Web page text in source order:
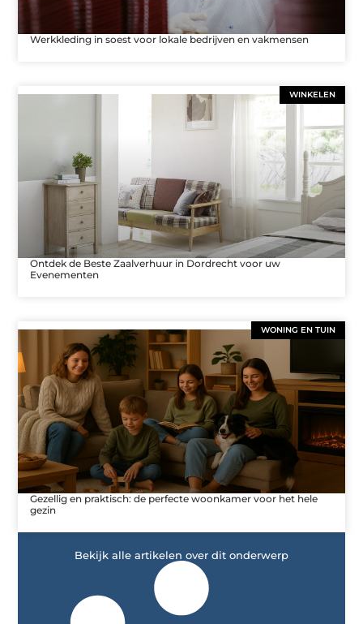
Werkkleding in soest voor lokale bedrijven en vakmensen
WINKELEN
Ontdek de Beste Zaalverhuur in Dordrecht voor uw
Evenementen
WONING EN TUIN
Gezellig en praktisch: de perfecte woonkamer voor het hele
gezin
Bekijk alle artikelen over dit onderwerp